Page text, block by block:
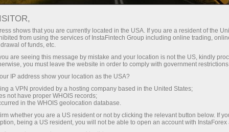
InstaForex-এর সাথে থেকে আপনি সত্যিকারের
লিভারেজ, মার্কেটের সেরা স্প্রেড ও কমিশন এবং
স্টক ও ইনডেক্স ট্রেডিংয়ের জন্য সুবিধাজনক
শর্তাবলী।
প্রতিটি ডিপোজিটে
30% বোনাস
গতির
পরিচয় ট্রেডিংয়ে এবং হাইওয়েতে পাওয়া যায়
shows that you are currently located in the USA. If you are a resident of the
from using the services of InstaFintech Group including online trading,
of funds, etc.
are seeing this message by mistake and your location is not the US, kindly
you must leave the website in order to comply with government
IP address show your location as the USA?
a VPN provided by a hosting company based in the United States;
not have proper WHOIS records;
in the WHOIS geolocation database.
whether you are a US resident or not by clicking the relevant button below. If
being a US resident, you will not be able to open an account with InstaForex